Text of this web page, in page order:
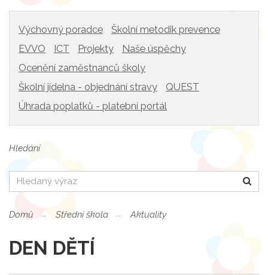
Výchovný poradce
Školní metodik prevence
EVVO
ICT Projekty
Naše úspěchy
Ocenění zaměstnanců školy
Školní jídelna - objednání stravy
QUEST
Úhrada poplatků - platební portál
Hledání
Hledat
Domů Střední škola Aktuality
DEN DĚTÍ